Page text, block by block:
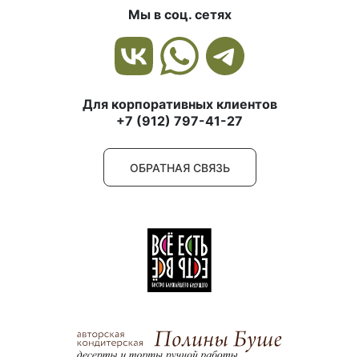
Мы в соц. сетях
Для корпоративных клиентов
+7 (912) 797-41-27
ОБРАТНАЯ СВЯЗЬ